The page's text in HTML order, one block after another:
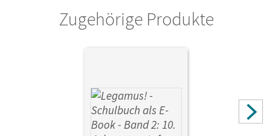
Berchtold, Volker; Hotz, Michael; Knobloch, Andreas;
Zugehörige Produkte